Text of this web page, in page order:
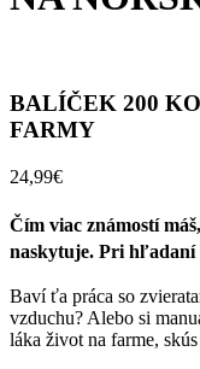
BALÍČEK 200
FARMY
24,99€
Čím viac známostí
naskytuje. Pri hľadaní
Baví ťa práca so
vzduchu? Alebo si
láka život na farme,